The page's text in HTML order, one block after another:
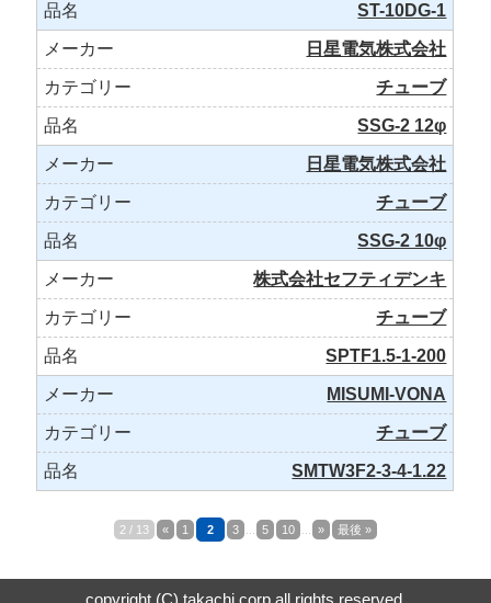
ST-10DG-1
日星電気株式会社
チューブ
SSG-2 12φ
日星電気株式会社
チューブ
SSG-2 10φ
株式会社セフティデンキ
チューブ
SPTF1.5-1-200
MISUMI-VONA
チューブ
SMTW3F2-3-4-1.22
2 / 13 « 1 2 3 5 10 » 最後 »
copyright (C) takachi corp all rights reserved.